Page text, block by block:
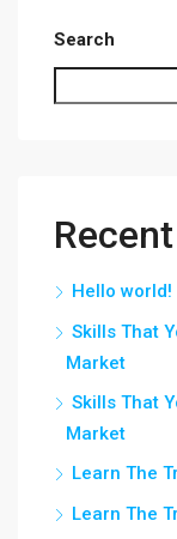
Search
Hello world!
Skills That
Market
Skills That
Market
Learn The
Learn The